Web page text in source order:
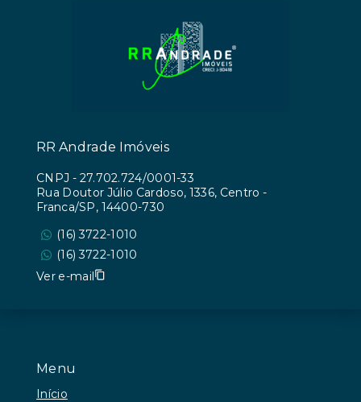
Menu
Início
RR Andrade Imóveis
CNPJ - 27.702.724/0001-33
Rua Doutor Júlio Cardoso, 1336, Centro -
Franca/SP, 14400-730
(16) 3722-1010
(16) 3722-1010
Ver e-mail